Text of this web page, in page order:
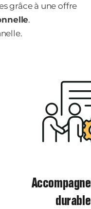
grâce à une offre
.
durable